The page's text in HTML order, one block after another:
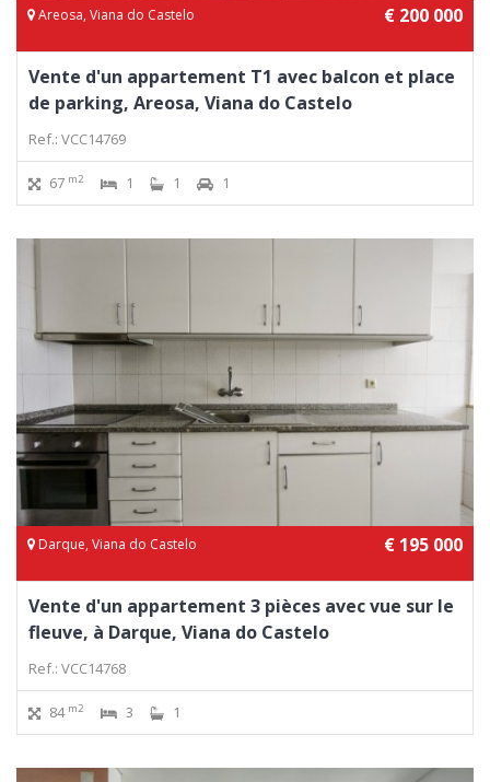
Areosa, Viana do Castelo € 200 000
Vente d'un appartement T1 avec balcon et place
de parking, Areosa, Viana do Castelo
Ref.: VCC14769
67 m2 1 1 1
Darque, Viana do Castelo € 195 000
Vente d'un appartement 3 pièces avec vue sur le
fleuve, à Darque, Viana do Castelo
Ref.: VCC14768
84 m2 3 1